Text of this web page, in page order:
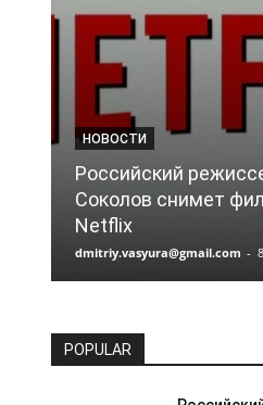
НОВОСТИ
Российский
Соколов снимет
Netflix
dmitriy.vasyura@gmail.com -
POPULAR